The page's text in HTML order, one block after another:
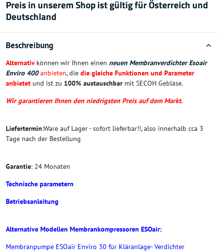
Preis in unserem Shop ist gültig für Österreich und
Deutschland
Beschreibung
Alternativ können wir Ihnen einen neuen Membranverdichter Esoair
Enviro 400 anbieten, die die gleiche Funktionen und Parameter
anbietet und ist zu 100% austauschbar mit SECOH Gebläse.
Wir garantieren Ihnen den niedrigsten Preis auf dem Markt.
Liefertermin:Ware auf Lager - sofort lieferbar!!, also innerhalb cca 3
Tage nach der Bestellung
Garantie: 24 Monaten
Technische parametern
Betriebsanleitung
Alternative Modellen Membrankompressoren ESOair:
Membranpumpe ESOair Enviro 30 für Kläranlage- Verdichter